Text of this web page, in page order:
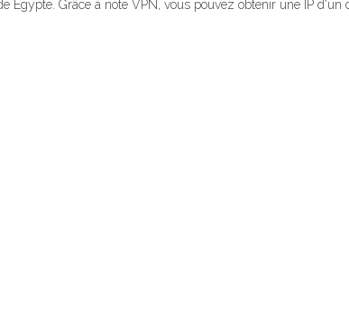
Égypte. Grâce à note VPN, vous pouvez obtenir une IP